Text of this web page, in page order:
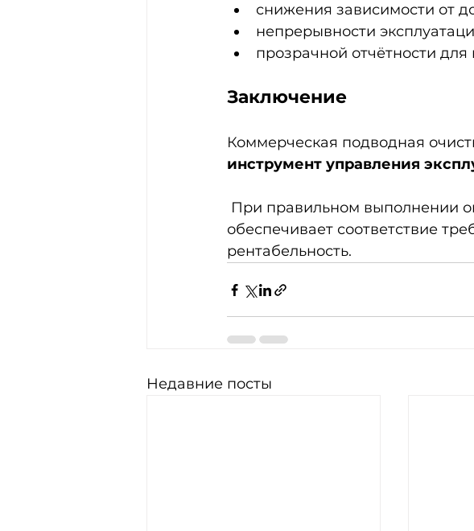
снижения зависимости от
непрерывности
прозрачной отчётности
Заключение
Коммерческая подводная
инструмент управления
обеспечивает соответствие
рентабельность.
Недавние посты